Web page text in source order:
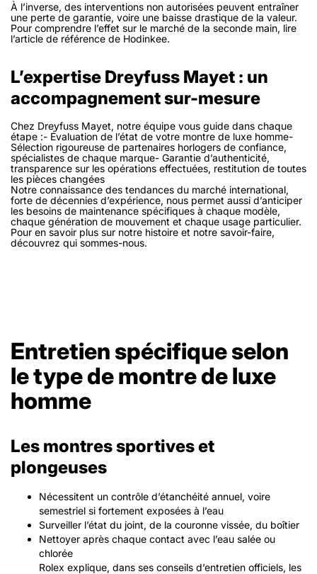
À l’inverse, des interventions non autorisées peuvent entraîner
une perte de garantie, voire une baisse drastique de la valeur.
Pour comprendre l’effet sur le marché de la seconde main, lire
l’article de référence de Hodinkee.
L’expertise Dreyfuss Mayet : un
accompagnement sur-mesure
Chez Dreyfuss Mayet, notre équipe vous guide dans chaque
étape :- Évaluation de l’état de votre montre de luxe homme-
Sélection rigoureuse de partenaires horlogers de confiance,
spécialistes de chaque marque- Garantie d’authenticité,
transparence sur les opérations effectuées, restitution de toutes
les pièces changées
Notre connaissance des tendances du marché international,
forte de décennies d’expérience, nous permet aussi d’anticiper
les besoins de maintenance spécifiques à chaque modèle,
chaque génération de mouvement et chaque usage particulier.
Pour en savoir plus sur notre histoire et notre savoir-faire,
découvrez qui sommes-nous.
Entretien spécifique selon
le type de montre de luxe
homme
Les montres sportives et
plongeuses
Nécessitent un contrôle d’étanchéité annuel, voire
semestriel si fortement exposées à l’eau
Surveiller l’état du joint, de la couronne vissée, du boîtier
Nettoyer après chaque contact avec l’eau salée ou
chlorée
Rolex explique, dans ses conseils d’entretien officiels, les